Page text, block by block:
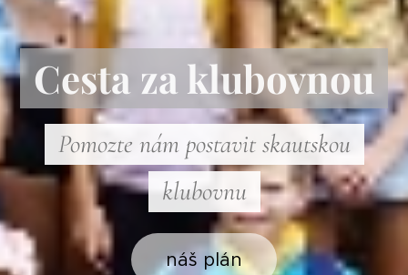
Cesta za klubovnou
Pomozte nám postavit skautskou
klubovnu
náš plán